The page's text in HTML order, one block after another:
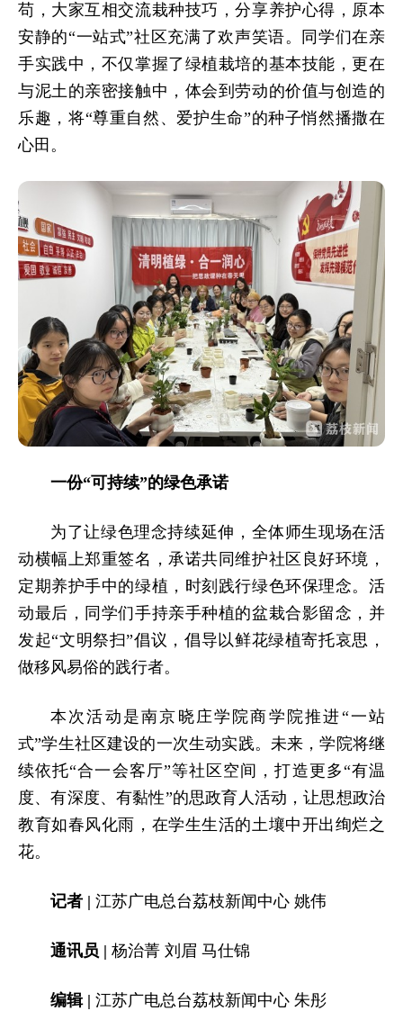
苟，大家互相交流栽种技巧，分享养护心得，原本
安静的“一站式”社区充满了欢声笑语。同学们在亲
手实践中，不仅掌握了绿植栽培的基本技能，更在
与泥土的亲密接触中，体会到劳动的价值与创造的
乐趣，将“尊重自然、爱护生命”的种子悄然播撒在
心田。
一份“可持续”的绿色承诺
为了让绿色理念持续延伸，全体师生现场在活
动横幅上郑重签名，承诺共同维护社区良好环境，
定期养护手中的绿植，时刻践行绿色环保理念。活
动最后，同学们手持亲手种植的盆栽合影留念，并
发起“文明祭扫”倡议，倡导以鲜花绿植寄托哀思，
做移风易俗的践行者。
本次活动是南京晓庄学院商学院推进“一站
式”学生社区建设的一次生动实践。未来，学院将继
续依托“合一会客厅”等社区空间，打造更多“有温
度、有深度、有黏性”的思政育人活动，让思想政治
教育如春风化雨，在学生生活的土壤中开出绚烂之
花。
记者 | 江苏广电总台荔枝新闻中心 姚伟
通讯员 | 杨治菁 刘眉 马仕锦
编辑 | 江苏广电总台荔枝新闻中心 朱彤